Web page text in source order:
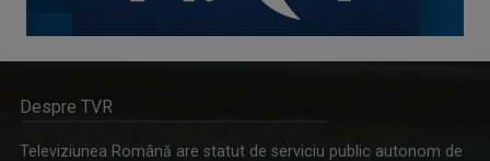
Despre TVR
Televiziunea Română are statut de serviciu public autonom de